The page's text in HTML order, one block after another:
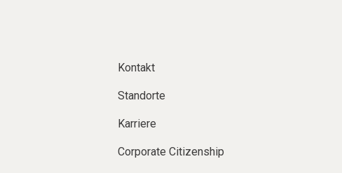
Kontakt
Standorte
Karriere
Corporate Citizenship